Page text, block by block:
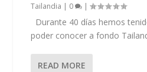
Tailandia | 0 |
Durante 40 días hemos
poder conocer a fondo
READ MORE